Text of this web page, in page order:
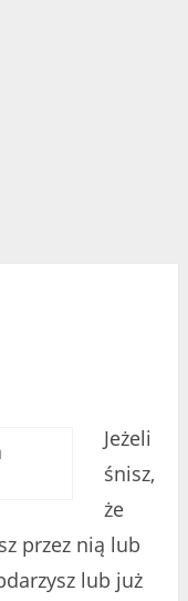
Jeżeli
śnisz,
że
przez nią lub
lub już